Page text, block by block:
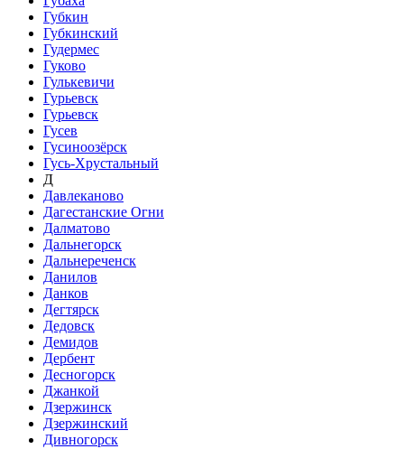
Губкин
Губкинский
Гудермес
Гуково
Гулькевичи
Гурьевск
Гурьевск
Гусев
Гусиноозёрск
Гусь-Хрустальный
Д
Давлеканово
Дагестанские Огни
Далматово
Дальнегорск
Дальнереченск
Данилов
Данков
Дегтярск
Дедовск
Демидов
Дербент
Десногорск
Джанкой
Дзержинск
Дзержинский
Дивногорск